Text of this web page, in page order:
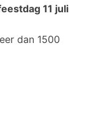
11 juli
dan 1500